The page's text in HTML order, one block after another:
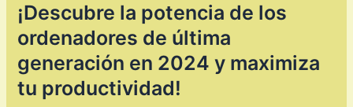
¡Descubre la potencia de los
ordenadores de última
generación en 2024 y maximiza
tu productividad!